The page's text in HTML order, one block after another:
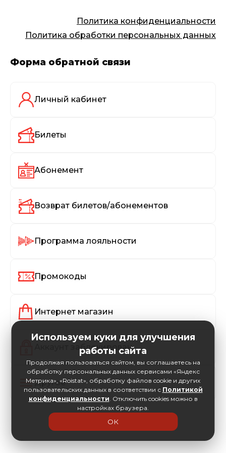
Политика конфиденциальности
Политика обработки персональных данных
Форма обратной связи
Личный кабинет
Билеты
Абонемент
Возврат билетов/абонементов
Программа лояльности
Промокоды
Интернет магазин
Аккаунт заблокирован
Другое
Используем куки для улучшения
работы сайта
Продолжая пользоваться сайтом, вы соглашаетесь на
обработку персональных данных сервисами «Яндекс
Метрика», «Roistat», обработку файлов cookie и других
пользовательских данных в соответствии с Политикой
конфиденциальности. Отключить cookies можно в
настройках браузера.
ОК